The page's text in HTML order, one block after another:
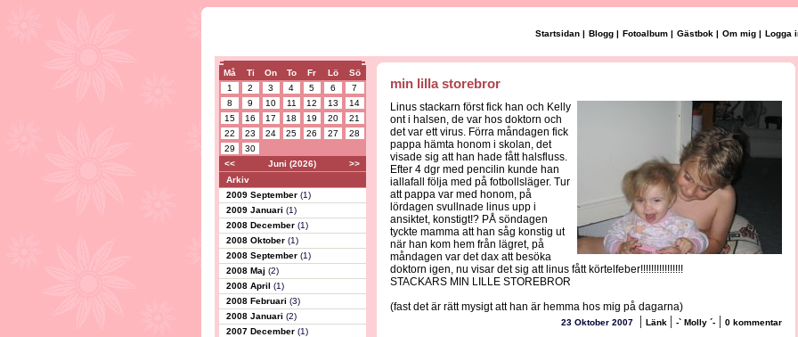
Startsidan | Blogg | Fotoalbum | Gästbok | Om mig | Logga
Må Ti On To Fr Lö
Sö
1
2 3 4 5 6
7
8
9 10 11 12 13
14
15
16 17 18 19 20
21
22
23 24 25 26 27
28
29
30
<<
Juni (2026)
>>
Arkiv
2009 September (1)
2009 Januari (1)
2008 December (1)
2008 Oktober (1)
2008 September (1)
2008 Maj (2)
2008 April (1)
2008 Februari (3)
2008 Januari (2)
2007 December (1)
min lilla storebror
Linus stackarn först fick han och Kelly
ont i halsen, de var hos doktorn och
det var ett virus. Förra måndagen fick
pappa hämta honom i skolan, det
visade sig att han hade fått halsfluss.
Efter 4 dgr med pencilin kunde han
iallafall följa med på fotbollsläger. Tur
att pappa var med honom, på
lördagen svullnade linus upp i
ansiktet, konstigt!? PÅ söndagen
tyckte mamma att han såg konstig ut
när han kom hem från lägret, på
måndagen var det dax att besöka
doktorn igen, nu visar det sig att linus fått körtelfeber!!!!!!!!!!!!!!!!
STACKARS MIN LILLE STOREBROR
(fast det är rätt mysigt att han är hemma hos mig på dagarna)
23 Oktober 2007 | Länk | -` Molly ´- | 0 kommentar